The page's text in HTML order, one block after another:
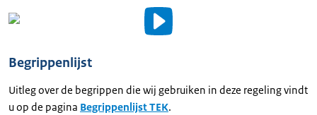
Uitgeschreven
tekst
Begrippenlijst
Uitleg over de begrippen die wij gebruiken in deze regeling vindt
u op de pagina Begrippenlijst TEK.